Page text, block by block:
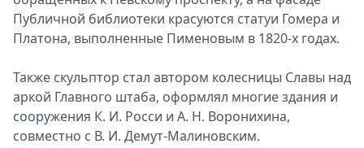
Публичной библиотеки красуются статуи Гомера и
Платона, выполненные Пименовым в 1820-х годах.
Также скульптор стал автором колесницы Славы над
аркой Главного штаба, оформлял многие здания и
сооружения К. И. Росси и А. Н. Воронихина,
совместно с В. И. Демут-Малиновским.